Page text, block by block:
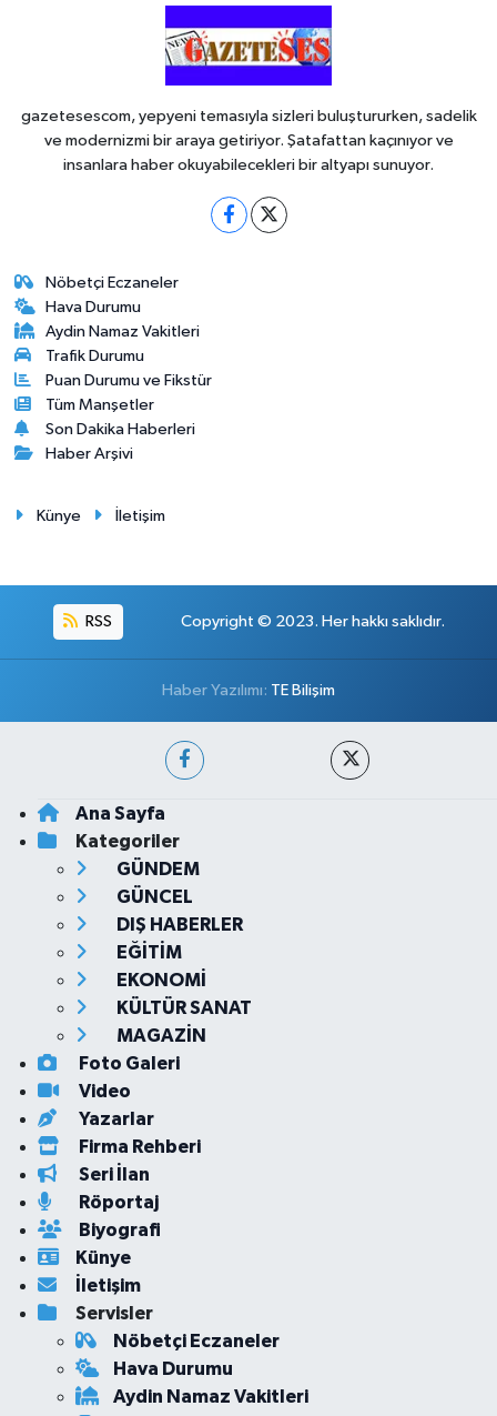
gazetesescom, yepyeni temasıyla sizleri buluştururken, sadelik
ve modernizmi bir araya getiriyor. Şatafattan kaçınıyor ve
insanlara haber okuyabilecekleri bir altyapı sunuyor.
Nöbetçi Eczaneler
Hava Durumu
Aydin Namaz Vakitleri
Trafik Durumu
Puan Durumu ve Fikstür
Tüm Manşetler
Son Dakika Haberleri
Haber Arşivi
Künye İletişim
RSS Copyright © 2023. Her hakkı saklıdır.
Haber Yazılımı: TE Bilişim
Ana Sayfa
Kategoriler
GÜNDEM
GÜNCEL
DIŞ HABERLER
EĞİTİM
EKONOMİ
KÜLTÜR SANAT
MAGAZİN
Foto Galeri
Video
Yazarlar
Firma Rehberi
Seri İlan
Röportaj
Biyografi
Künye
İletişim
Servisler
Nöbetçi Eczaneler
Hava Durumu
Aydin Namaz Vakitleri